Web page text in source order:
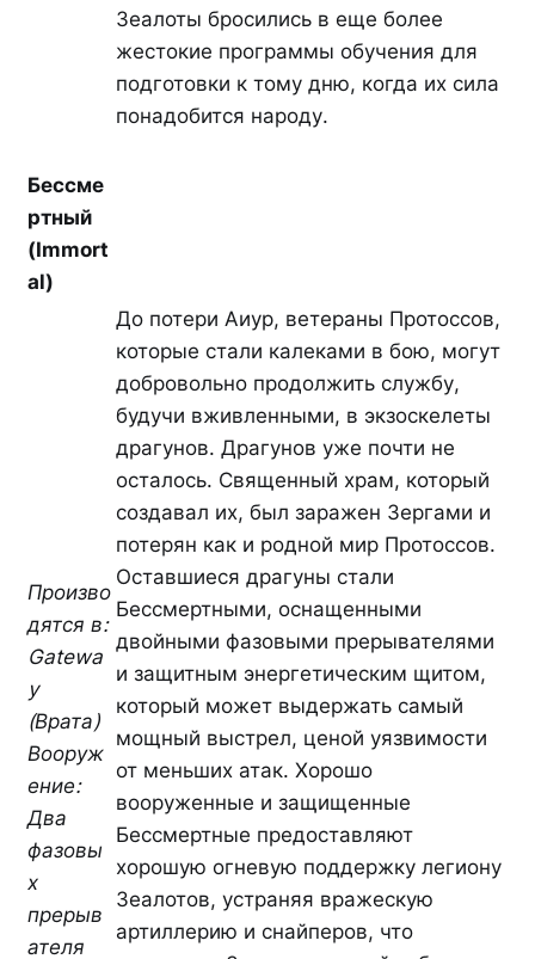
Зеалоты бросились в еще более
жестокие программы обучения для
подготовки к тому дню, когда их сила
понадобится народу.
Бессме
ртный
(Immort
al)
Произво
дятся в:
Gatewa
y
(Врата)
Вооруж
ение:
Два
фазовы
х
прерыв
ателя
До потери Аиур, ветераны Протоссов,
которые стали калеками в бою, могут
добровольно продолжить службу,
будучи вживленными, в экзоскелеты
драгунов. Драгунов уже почти не
осталось. Священный храм, который
создавал их, был заражен Зергами и
потерян как и родной мир Протоссов.
Оставшиеся драгуны стали
Бессмертными, оснащенными
двойными фазовыми прерывателями
и защитным энергетическим щитом,
который может выдержать самый
мощный выстрел, ценой уязвимости
от меньших атак. Хорошо
вооруженные и защищенные
Бессмертные предоставляют
хорошую огневую поддержку легиону
Зеалотов, устраняя вражескую
артиллерию и снайперов, что